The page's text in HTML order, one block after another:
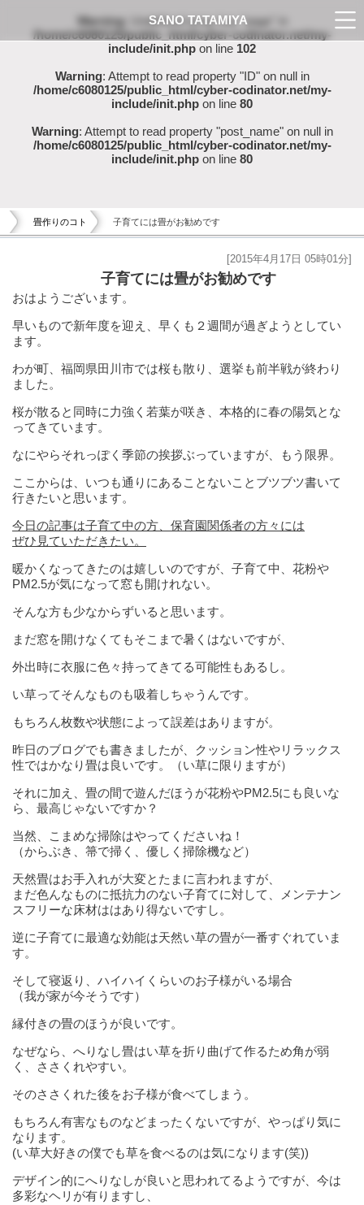
Warning: Undefined array key "page" in
/home/c6080125/public_html/cyber-codinator.net/my-
include/init.php on line 102
Warning: Attempt to read property "ID" on null in
/home/c6080125/public_html/cyber-codinator.net/my-
include/init.php on line 80
Warning: Attempt to read property "post_name" on null in
/home/c6080125/public_html/cyber-codinator.net/my-
include/init.php on line 80
畳作りのコト 子育てには畳がお勧めです
子育てには畳がお勧めです
[2015年4月17日 05時01分]
おはようございます。
早いもので新年度を迎え、早くも２週間が過ぎようとしてい
ます。
わが町、福岡県田川市では桜も散り、選挙も前半戦が終わり
ました。
桜が散ると同時に力強く若葉が咲き、本格的に春の陽気とな
ってきています。
なにやらそれっぽく季節の挨拶ぶっていますが、もう限界。
ここからは、いつも通りにあることないことブツブツ書いて
行きたいと思います。
今日の記事は子育て中の方、保育園関係者の方々には
ぜひ見ていただきたい。
暖かくなってきたのは嬉しいのですが、子育て中、花粉や
PM2.5が気になって窓も開けれない。
そんな方も少なからずいると思います。
まだ窓を開けなくてもそこまで暑くはないですが、
外出時に衣服に色々持ってきてる可能性もあるし。
い草ってそんなものも吸着しちゃうんです。
もちろん枚数や状態によって誤差はありますが。
昨日のブログでも書きましたが、クッション性やリラックス
性ではかなり畳は良いです。（い草に限りますが）
それに加え、畳の間で遊んだほうが花粉やPM2.5にも良いな
ら、最高じゃないですか？
当然、こまめな掃除はやってくださいね！
（からぶき、箒で掃く、優しく掃除機など）
天然畳はお手入れが大変とたまに言われますが、
まだ色んなものに抵抗力のない子育てに対して、メンテナン
スフリーな床材ははあり得ないですし。
逆に子育てに最適な効能は天然い草の畳が一番すぐれていま
す。
そして寝返り、ハイハイくらいのお子様がいる場合
（我が家が今そうです）
縁付きの畳のほうが良いです。
なぜなら、へりなし畳はい草を折り曲げて作るため角が弱
く、ささくれやすい。
そのささくれた後をお子様が食べてしまう。
もちろん有害なものなどまったくないですが、やっぱり気に
なります。
(い草大好きの僕でも草を食べるのは気になります(笑))
デザイン的にへりなしが良いと思われてるようですが、今は
多彩なヘリが有りますし、
SANO TATAMIYA